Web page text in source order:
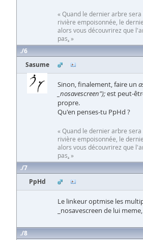
« Quand le dernier arbre
rivière empoisonnée, le
alors vous découvrirez que
pas.»
6
Sasume
Sinon, finalement, faire un
_nosavescreen");est peut-
propre.
Qu'en penses-tu PpHd ?
« Quand le dernier arbre
rivière empoisonnée, le
alors vous découvrirez que
pas.»
7
PpHd
Le linkeur optmise les
_nosavescreen de lui
8